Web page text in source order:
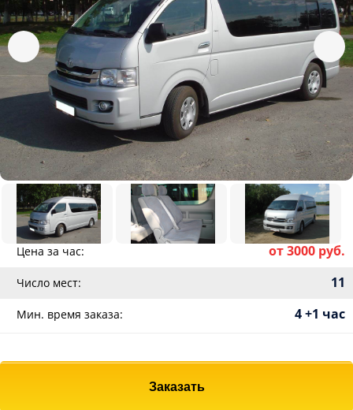
Цена за час: от 3000 руб.
Число мест: 11
Мин. время заказа: 4 +1 час
Заказать